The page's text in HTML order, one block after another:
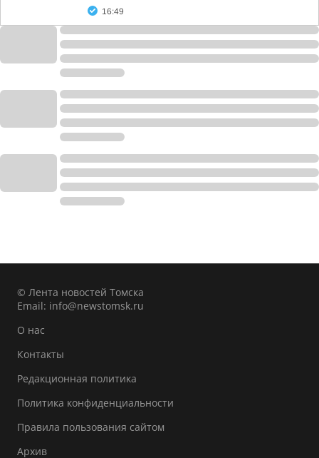
16:49
© Лента новостей Томска
Email: info@newstomsk.ru
О нас
Контакты
Редакционная политика
Политика конфиденциальности
Правила пользования сайтом
Архив